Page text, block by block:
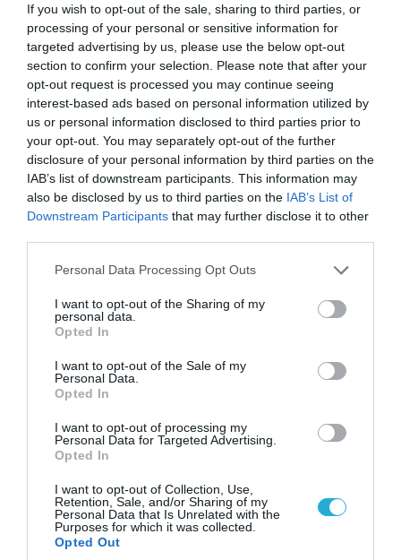
If you wish to opt-out of the sale, sharing to third parties, or
processing of your personal or sensitive information for
targeted advertising by us, please use the below opt-out
section to confirm your selection. Please note that after your
opt-out request is processed you may continue seeing
interest-based ads based on personal information utilized by
us or personal information disclosed to third parties prior to
your opt-out. You may separately opt-out of the further
disclosure of your personal information by third parties on the
IAB’s list of downstream participants. This information may
also be disclosed by us to third parties on the IAB’s List of
Downstream Participants that may further disclose it to other
Please note that this website/app uses one or more Google
not limited to your visit or usage behaviour. You may click to
grant or deny consent to Google and its third-party tags to
use your data for below specified purposes in below Google
consent section.
Personal Data Processing Opt Outs
I want to opt-out of the Sharing of my
personal data.
Opted In
I want to opt-out of the Sale of my
Personal Data.
Opted In
I want to opt-out of processing my
Personal Data for Targeted Advertising.
Opted In
I want to opt-out of Collection, Use,
Retention, Sale, and/or Sharing of my
Personal Data that Is Unrelated with the
Purposes for which it was collected.
Opted Out
ΠΟΛΙΤΙΚΗ
06.08.2026 | 14:02
Αθήνα: Απομακρύνθηκαν παράνομα
αντικείμενα από κοινόχρηστους χώρους